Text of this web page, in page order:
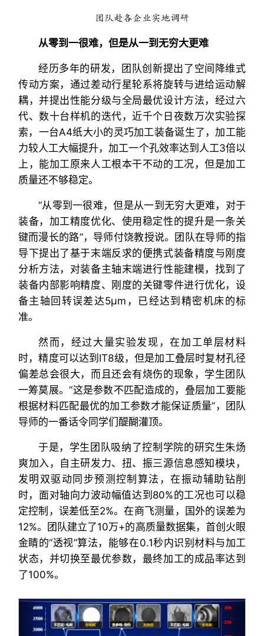
团队赴各企业实地调研
从零到一很难，但是从一到无穷大更难
经历多年的研发，团队创新提出了空间降维式
传动方案，通过差动行星轮系将旋转与进给运动解
耦，并提出性能分级与全局最优设计方法，经过六
代、数十台样机的迭代，近千个日夜数万次实验探
索，一台A4纸大小的灵巧加工装备诞生了，加工能
力较人工大幅提升，加工一个孔效率达到人工3倍以
上，能加工原来人工根本干不动的工况，但是加工
质量还不够稳定。
“从零到一很难，但是从一到无穷大更难，对于
装备，加工精度优化、使用稳定性的提升是一条关
键而漫长的路”，导师付饶教授说。团队在导师的指
导下提出了基于末端反求的便携式装备精度与刚度
分析方法，对装备主轴末端进行性能建模，找到了
装备内部影响精度、刚度的关键零件进行优化，设
备主轴回转误差达5μm，已经达到精密机床的标
准。
然而，经过大量实验发现，在加工单层材料
时，精度可以达到IT8级，但是加工叠层时复材孔径
偏差总会很大，而且还会有烧伤的现象，学生团队
一筹莫展。“这是参数不匹配造成的，叠层加工要能
根据材料匹配最优的加工参数才能保证质量”，团队
导师的一番话令同学们醍醐灌顶。
于是，学生团队吸纳了控制学院的研究生朱炀
爽加入，自主研发力、扭、振三源信息感知模块，
发明双驱动同步预测控制算法，在振动辅助钻削
时，面对轴向力波动幅值达到80%的工况也可以稳
定控制，误差低至2%。在商飞测量，国外的误差为
12%。团队建立了10万+的高质量数据集，首创火眼
金睛的“透视”算法，能够在0.1秒内识别材料与加工
状态，并切换至最优参数，最终加工的成品率达到
了100%。